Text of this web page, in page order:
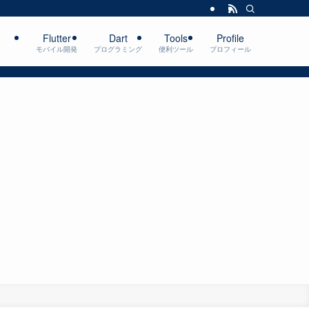
Flutter
モバイル開発
Dart
プログラミング
Tools
便利ツール
Profile
プロフィール